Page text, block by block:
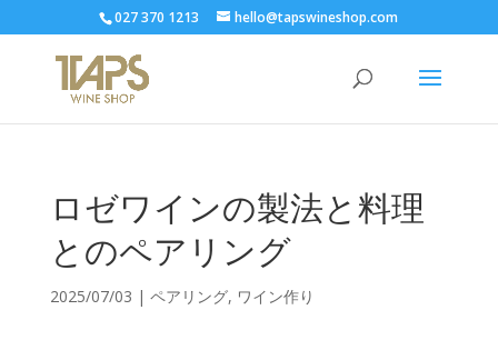
027 370 1213 hello@tapswineshop.com
ロゼワインの製法と料理
とのペアリング
2025/07/03 | ペアリング, ワイン作り